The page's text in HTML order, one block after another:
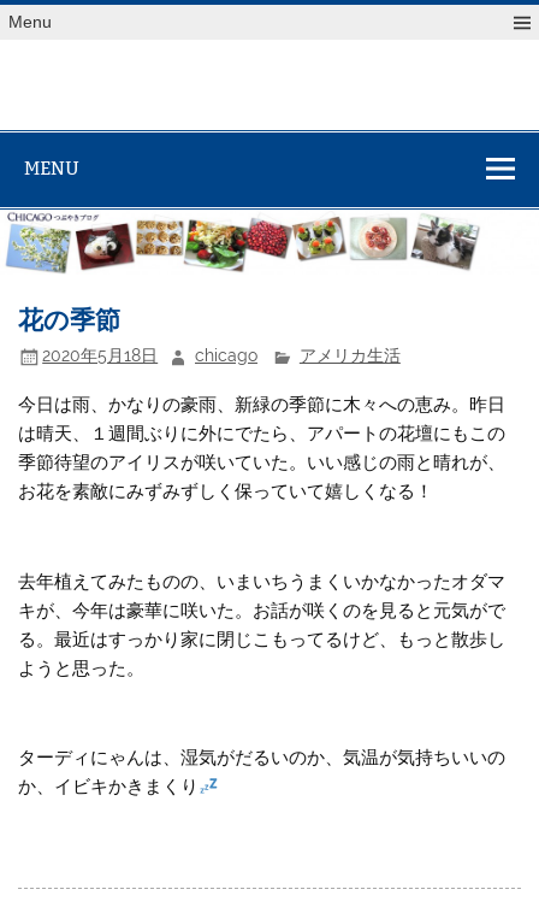
Skip
toMenu
MENU
花の季節
2020年5月18日 chicago アメリカ生活
今日は雨、かなりの豪雨、新緑の季節に木々への恵み。昨日
は晴天、１週間ぶりに外にでたら、アパートの花壇にもこの
季節待望のアイリスが咲いていた。いい感じの雨と晴れが、
お花を素敵にみずみずしく保っていて嬉しくなる！
去年植えてみたものの、いまいちうまくいかなかったオダマ
キが、今年は豪華に咲いた。お話が咲くのを見ると元気がで
る。最近はすっかり家に閉じこもってるけど、もっと散歩し
ようと思った。
ターディにゃんは、湿気がだるいのか、気温が気持ちいいの
か、イビキかきまくり